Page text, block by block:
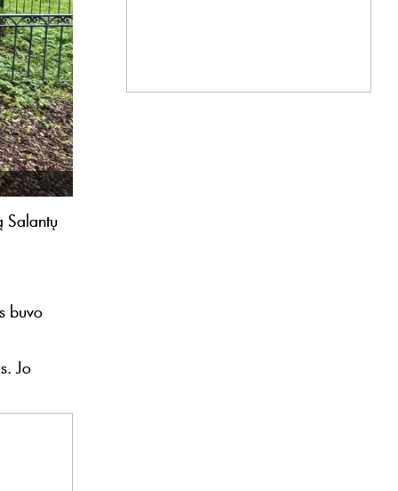
Salantų
buvo
Jo